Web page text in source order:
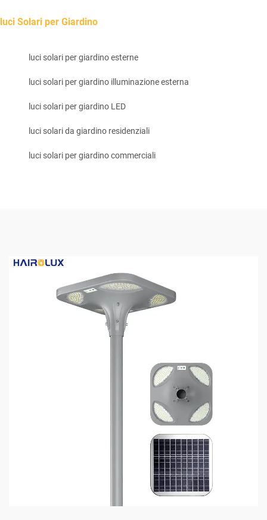
luci Solari per Giardino
luci solari per giardino esterne
luci solari per giardino illuminazione esterna
luci solari per giardino LED
luci solari da giardino residenziali
luci solari per giardino commerciali